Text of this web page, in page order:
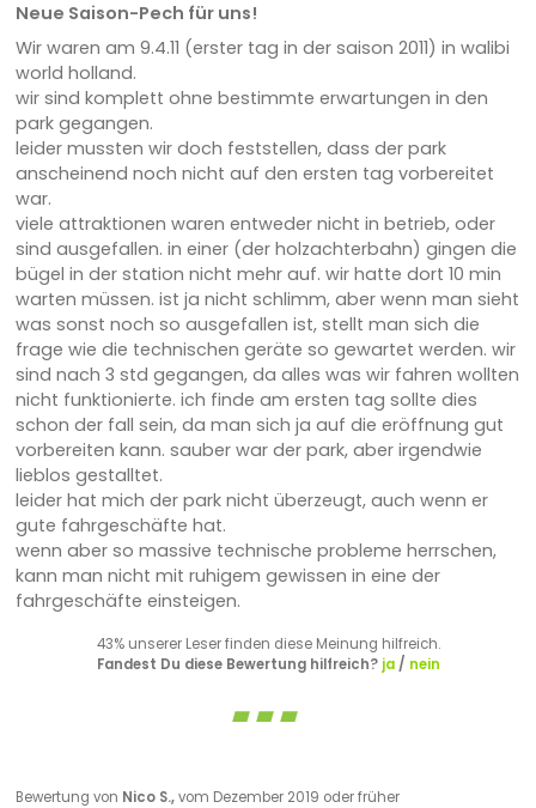
Neue Saison-Pech für uns!
Wir waren am 9.4.11 (erster tag in der saison 2011) in walibi
world holland.
wir sind komplett ohne bestimmte erwartungen in den
park gegangen.
leider mussten wir doch feststellen, dass der park
anscheinend noch nicht auf den ersten tag vorbereitet
war.
viele attraktionen waren entweder nicht in betrieb, oder
sind ausgefallen. in einer (der holzachterbahn) gingen die
bügel in der station nicht mehr auf. wir hatte dort 10 min
warten müssen. ist ja nicht schlimm, aber wenn man sieht
was sonst noch so ausgefallen ist, stellt man sich die
frage wie die technischen geräte so gewartet werden. wir
sind nach 3 std gegangen, da alles was wir fahren wollten
nicht funktionierte. ich finde am ersten tag sollte dies
schon der fall sein, da man sich ja auf die eröffnung gut
vorbereiten kann. sauber war der park, aber irgendwie
lieblos gestalltet.
leider hat mich der park nicht überzeugt, auch wenn er
gute fahrgeschäfte hat.
wenn aber so massive technische probleme herrschen,
kann man nicht mit ruhigem gewissen in eine der
fahrgeschäfte einsteigen.
43% unserer Leser finden diese Meinung hilfreich.
Fandest Du diese Bewertung hilfreich? ja/ nein
Bewertung von Nico S.,vom Dezember 2019 oder früher